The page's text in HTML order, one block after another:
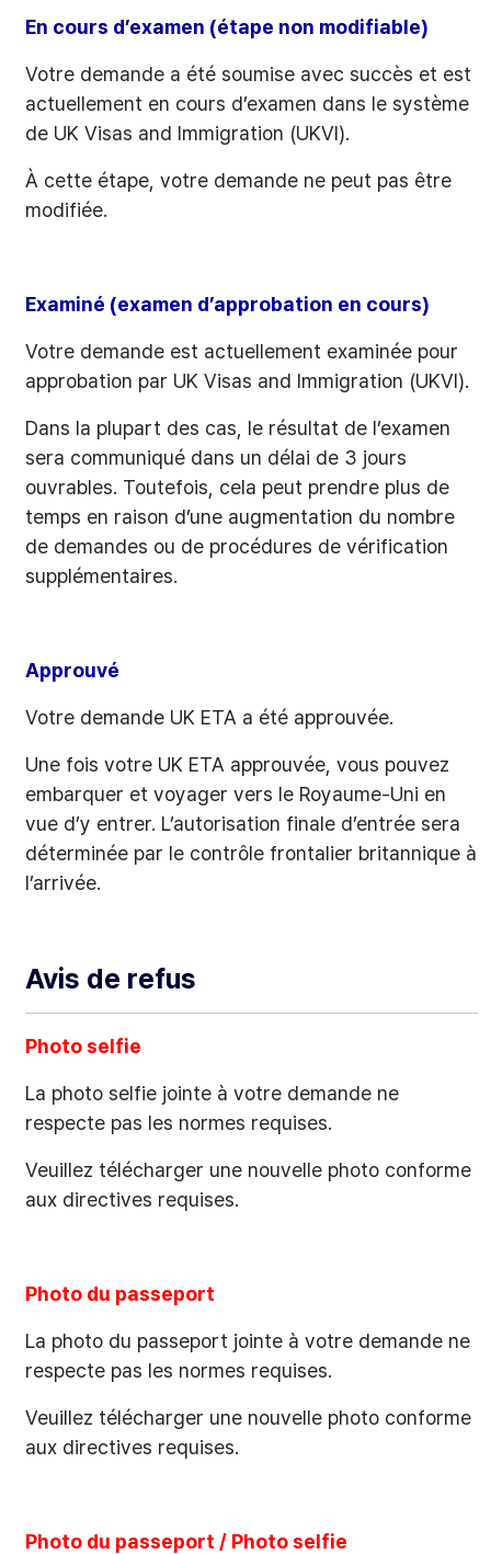
En cours d’examen (étape non modifiable)
Votre demande a été soumise avec succès et est
actuellement en cours d’examen dans le système
de UK Visas and Immigration (UKVI).
À cette étape, votre demande ne peut pas être
modifiée.
Examiné (examen d’approbation en cours)
Votre demande est actuellement examinée pour
approbation par UK Visas and Immigration (UKVI).
Dans la plupart des cas, le résultat de l’examen
sera communiqué dans un délai de 3 jours
ouvrables. Toutefois, cela peut prendre plus de
temps en raison d’une augmentation du nombre
de demandes ou de procédures de vérification
supplémentaires.
Approuvé
Votre demande UK ETA a été approuvée.
Une fois votre UK ETA approuvée, vous pouvez
embarquer et voyager vers le Royaume-Uni en
vue d’y entrer. L’autorisation finale d’entrée sera
déterminée par le contrôle frontalier britannique à
l’arrivée.
Avis de refus
Photo selfie
La photo selfie jointe à votre demande ne
respecte pas les normes requises.
Veuillez télécharger une nouvelle photo conforme
aux directives requises.
Photo du passeport
La photo du passeport jointe à votre demande ne
respecte pas les normes requises.
Veuillez télécharger une nouvelle photo conforme
aux directives requises.
Photo du passeport / Photo selfie